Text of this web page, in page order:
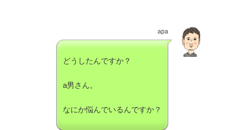
apa
どうしたんですか？
a男さん。
なにか悩んでいるんですか？